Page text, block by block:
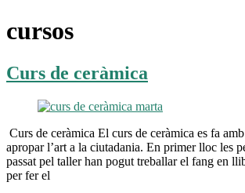
cursos
Curs de ceràmica
Curs de ceràmica El curs de ceràmica es fa
apropar l’art a la ciutadania. En primer lloc les
passat pel taller han pogut treballar el fang en
per fer el